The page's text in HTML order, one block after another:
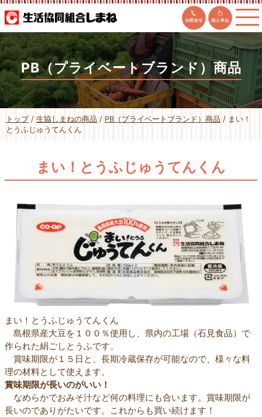
このページの本文へ
PB（プライベートブランド）商品
現
在
トップ/ 生協しまねの商品 / PB（プライベートブランド）商品 / まい！
とうふじゅうてんくん
まい！とうふじゅうてんくん
まい！とうふじゅうてんくん
島根県産大豆を１００％使用し、県内の工場（石見食品）で
作られた絹ごしとうふです。
賞味期限が１５日と、長期冷蔵保存が可能なので、様々な料
理の材料として使えます。
賞味期限が長いのがいい！
なめらかでおみそ汁など何の料理にも合います。賞味期限が
長いのでありがたいです。これからも買い続けます！